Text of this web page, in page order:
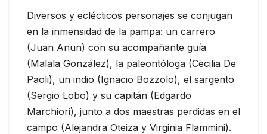
Diversos y eclécticos personajes se conjugan
en la inmensidad de la pampa: un carrero
(Juan Anun) con su acompañante guía
(Malala González), la paleontóloga (Cecilia De
Paoli), un indio (Ignacio Bozzolo), el sargento
(Sergio Lobo) y su capitán (Edgardo
Marchiori), junto a dos maestras perdidas en el
campo (Alejandra Oteiza y Virginia Flammini).